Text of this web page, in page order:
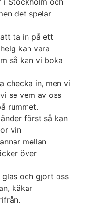
i Stockholm och
det spelar
ta in på ett
kan vara
så kan vi boka
checka in, men vi
se vem av oss
rummet.
först så kan
vin
mellan
över
och gjort oss
käkar